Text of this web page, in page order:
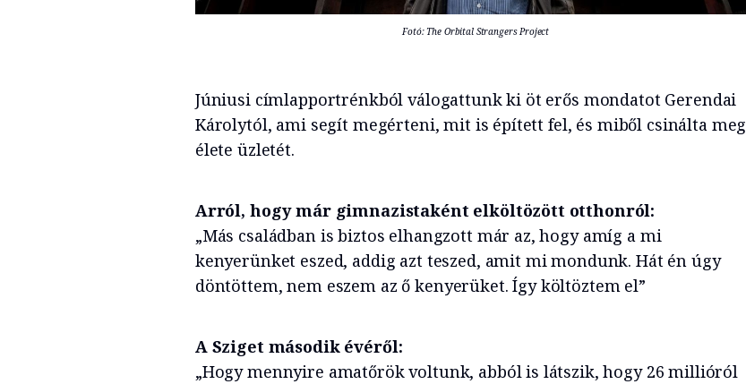
Fotó: The Orbital Strangers Project
Júniusi címlapportrénkból válogattunk ki öt erős mondatot Gerendai
Károlytól, ami segít megérteni, mit is épített fel, és miből csinálta meg
élete üzletét.
Arról, hogy már gimnazistaként elköltözött otthonról:
„Más családban is biztos elhangzott már az, hogy amíg a mi
kenyerünket eszed, addig azt teszed, amit mi mondunk. Hát én úgy
döntöttem, nem eszem az ő kenyerüket. Így költöztem el”
A Sziget második évéről:
„Hogy mennyire amatőrök voltunk, abból is látszik, hogy 26 millióról